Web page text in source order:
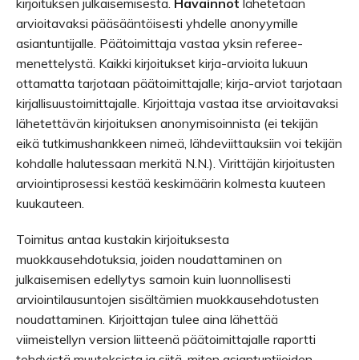
kirjoituksen julkaisemisesta. Havainnot lähetetään
arvioitavaksi pääsääntöisesti yhdelle anonyymille
asiantuntijalle. Päätoimittaja vastaa yksin referee-
menettelystä. Kaikki kirjoitukset kirja-arvioita lukuun
ottamatta tarjotaan päätoimittajalle; kirja-arviot tarjotaan
kirjallisuustoimittajalle. Kirjoittaja vastaa itse arvioitavaksi
lähetettävän kirjoituksen anonymisoinnista (ei tekijän
eikä tutkimushankkeen nimeä, lähdeviittauksiin voi tekijän
kohdalle halutessaan merkitä N.N.). Virittäjän kirjoitusten
arviointiprosessi kestää keskimäärin kolmesta kuuteen
kuukauteen.
Toimitus antaa kustakin kirjoituksesta
muokkausehdotuksia, joiden noudattaminen on
julkaisemisen edellytys samoin kuin luonnollisesti
arviointilausuntojen sisältämien muokkausehdotusten
noudattaminen. Kirjoittajan tulee aina lähettää
viimeistellyn version liitteenä päätoimittajalle raportti